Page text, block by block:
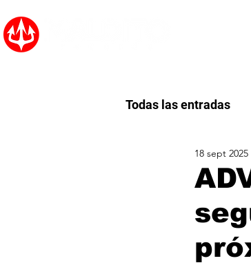
Todas las entradas
18 sept 2025